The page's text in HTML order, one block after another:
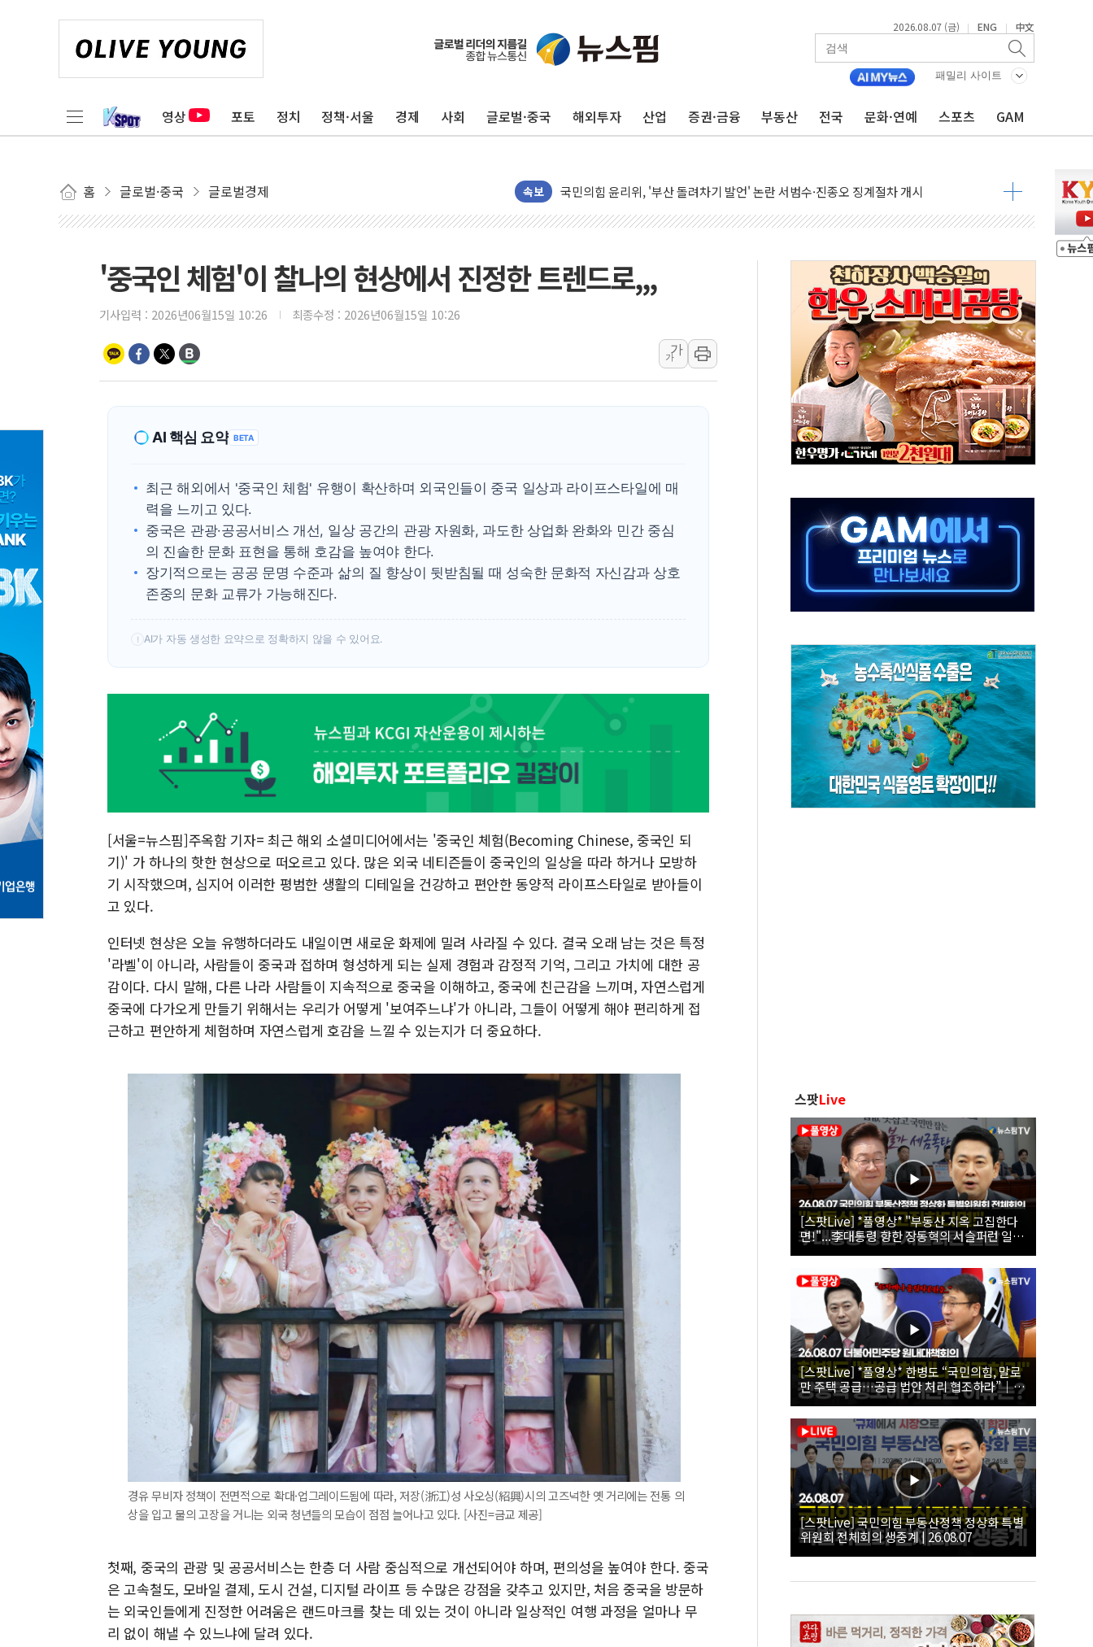
2026.08.07 (금) | ENG | 中文
패밀리 사이트
영상 포토 정치 정책·서울 경제 사회 글로벌·중국 해외투자 산업 증권·금융 부동산 전국 문화·연예 스포츠 GAM
홈 글로벌·중국 글로벌경제 속보
"일부 존치" vs "전면 개발"…서리풀2구역 갈등, 협의 테이블에
[AI 카드뉴스] 기후변화가 바꾼 대한민국 여름
수박으로 여름 나는 하마
전남광주 구례 산불 32분 만에 주불 진화...인명피해 없어
[시승기] 공간·승차감 잡은 볼보 EX90…'올 터치'는 호불호
가오픈한 홈플러스
[종합] 청도 흥선리 야산 산불 1시간36분만에 주불진화....인명피해 없어
한미 법카 제보자 "신동국과 무관…자료는 전·현직 직원으로부터 확보"
라인게임즈, '콰이어트' 테스트 참가자 3만 명 돌파
에어로케이항공, 청주-중국 청두 노선 운항허가 취득...중국 노선 다변화
네이버, AI 브리핑 도입 후 블로그 창작자 지원 규모 2배 확대
SKT, '8월 월간 럭키 페스타' 실시...휴대폰 결제 최대 6000원 할인
LG헬로비전 '헬로모바일', 교보문고 제휴 전자책 요금제 출시
해군1함대 '창설 80주년' 기념식...지역축제 '불금전파, 송정'과 상생
원주시, 첨단의료복합단지 지정 준비 본격화…'AI 데이터 기반 메디테크 혁신허브' 구상
삼척시, 무건리 이끼폭포 생태탐방로 출입 통제
'중국인 체험'이 찰나의 현상에서 진정한 트렌드로,,,
기사입력 : 2026년06월15일 10:26 최종수정 : 2026년06월15일 10:26
가
가
AI 핵심 요약 BETA
최근 해외에서 '중국인 체험' 유행이 확산하며 외국인들이 중국 일상과 라이프스타일에 매
력을 느끼고 있다.
중국은 관광·공공서비스 개선, 일상 공간의 관광 자원화, 과도한 상업화 완화와 민간 중심
의 진솔한 문화 표현을 통해 호감을 높여야 한다.
장기적으로는 공공 문명 수준과 삶의 질 향상이 뒷받침될 때 성숙한 문화적 자신감과 상호
존중의 문화 교류가 가능해진다.
! AI가 자동 생성한 요약으로 정확하지 않을 수 있어요.
[서울=뉴스핌]주옥함 기자= 최근 해외 소셜미디어에서는 '중국인 체험(Becoming Chinese, 중국인 되
기)' 가 하나의 핫한 현상으로 떠오르고 있다. 많은 외국 네티즌들이 중국인의 일상을 따라 하거나 모방하
기 시작했으며, 심지어 이러한 평범한 생활의 디테일을 건강하고 편안한 동양적 라이프스타일로 받아들이
고 있다.
인터넷 현상은 오늘 유행하더라도 내일이면 새로운 화제에 밀려 사라질 수 있다. 결국 오래 남는 것은 특정
'라벨'이 아니라, 사람들이 중국과 접하며 형성하게 되는 실제 경험과 감정적 기억, 그리고 가치에 대한 공
감이다. 다시 말해, 다른 나라 사람들이 지속적으로 중국을 이해하고, 중국에 친근감을 느끼며, 자연스럽게
중국에 다가오게 만들기 위해서는 우리가 어떻게 '보여주느냐'가 아니라, 그들이 어떻게 해야 편리하게 접
근하고 편안하게 체험하며 자연스럽게 호감을 느낄 수 있는지가 더 중요하다.
경유 무비자 정책이 전면적으로 확대·업그레이드됨에 따라, 저장(浙江)성 사오싱(紹興)시의 고즈넉한 옛 거리에는 전통 의
상을 입고 물의 고장을 거니는 외국 청년들의 모습이 점점 늘어나고 있다. [사진=금교 제공]
첫째, 중국의 관광 및 공공서비스는 한층 더 사람 중심적으로 개선되어야 하며, 편의성을 높여야 한다. 중국
은 고속철도, 모바일 결제, 도시 건설, 디지털 라이프 등 수많은 강점을 갖추고 있지만, 처음 중국을 방문하
는 외국인들에게 진정한 어려움은 랜드마크를 찾는 데 있는 것이 아니라 일상적인 여행 과정을 얼마나 무
리 없이 해낼 수 있느냐에 달려 있다.
스팟Live
[스팟Live] *풀영상* "부동산 지옥 고집한다
면!"...李대통령 향한 장동혁의 서슬퍼런 일갈
| 26.08.07 국민의힘 부동산정책 정상화 특별
위원회 전체회의
[스팟Live] *풀영상* 한병도 “국민의힘, 말로
만 주택 공급…공급 법안 처리 협조하라”｜
26.08.07 더불어민주당 원내대책회의
[스팟Live] 국민의힘 부동산정책 정상화 특별
위원회 전체회의 생중계 | 26.08.07